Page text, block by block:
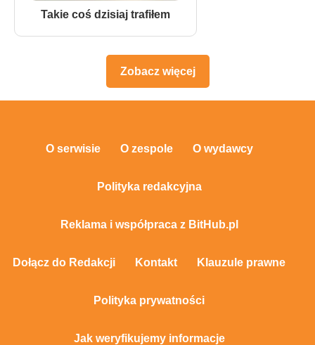
Takie coś dzisiaj trafiłem
Zobacz więcej
O serwisie O zespole O wydawcy
Polityka redakcyjna
Reklama i współpraca z BitHub.pl
Dołącz do Redakcji Kontakt Klauzule prawne
Polityka prywatności
Jak weryfikujemy informacje